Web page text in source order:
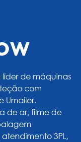
líder de máquinas
com
Umailer.
de ar, filme de
3PL,